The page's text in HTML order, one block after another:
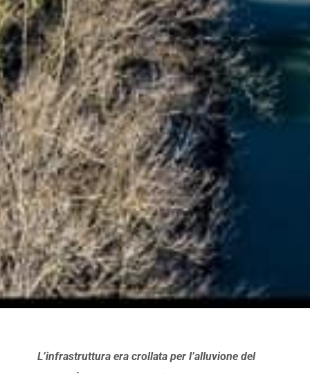
L’infrastruttura era crollata per l’alluvione del